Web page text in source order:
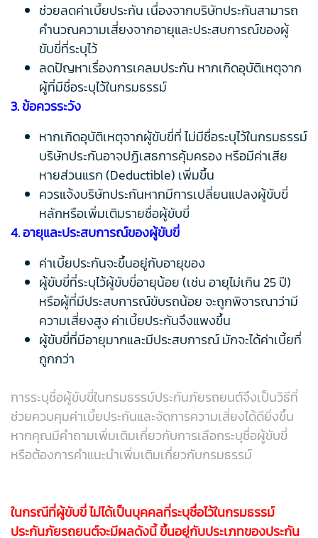
ช่วยลดค่าเบี้ยประกัน เนื่องจากบริษัทประกันสามารถ
คำนวณความเสี่ยงจากอายุและประสบการณ์ของผู้
ขับขี่ที่ระบุไว้
ลดปัญหาเรื่องการเคลมประกัน หากเกิดอุบัติเหตุจาก
ผู้ที่มีชื่อระบุไว้ในกรมธรรม์
3. ข้อควรระวัง
หากเกิดอุบัติเหตุจากผู้ขับขี่ที่ ไม่มีชื่อระบุไว้ในกรมธรรม์
บริษัทประกันอาจปฏิเสธการคุ้มครอง หรือมีค่าเสีย
หายส่วนแรก (Deductible) เพิ่มขึ้น
ควรแจ้งบริษัทประกันหากมีการเปลี่ยนแปลงผู้ขับขี่
หลักหรือเพิ่มเติมรายชื่อผู้ขับขี่
4. อายุและประสบการณ์ของผู้ขับขี่
ค่าเบี้ยประกันจะขึ้นอยู่กับอายุของ
ผู้ขับขี่ที่ระบุไว้ผู้ขับขี่อายุน้อย (เช่น อายุไม่เกิน 25 ปี)
หรือผู้ที่มีประสบการณ์ขับรถน้อย จะถูกพิจารณาว่ามี
ความเสี่ยงสูง ค่าเบี้ยประกันจึงแพงขึ้น
ผู้ขับขี่ที่มีอายุมากและมีประสบการณ์ มักจะได้ค่าเบี้ยที่
ถูกกว่า
การระบุชื่อผู้ขับขี่ในกรมธรรม์ประกันภัยรถยนต์จึงเป็นวิธีที่
ช่วยควบคุมค่าเบี้ยประกันและจัดการความเสี่ยงได้ดียิ่งขึ้น
หากคุณมีคำถามเพิ่มเติมเกี่ยวกับการเลือกระบุชื่อผู้ขับขี่
หรือต้องการคำแนะนำเพิ่มเติมเกี่ยวกับกรมธรรม์
ในกรณีที่ผู้ขับขี่ ไม่ได้เป็นบุคคลที่ระบุชื่อไว้ในกรมธรรม์
ประกันภัยรถยนต์จะมีผลดังนี้ ขึ้นอยู่กับประเภทของประกัน